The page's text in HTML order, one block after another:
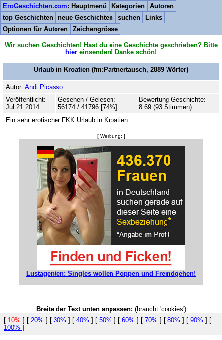
EroGeschichten.com: Hauptmenü Kategorien
Autoren
top Geschichten
neue Geschichten suchen
Links
Optionen für Autoren
Zeichengrösse
Wir suchen Geschichten! Hast du eine Geschichte geschrieben? Bitte
hier einsenden! Danke schön!
Urlaub in Kroatien (fm:Partnertausch, 2889 Wörter)
Autor: Andi Picasso
Veröffentlicht:
Jul 21 2014
Gesehen / Gelesen:
56174 / 41796 [74%]
Bewertung Geschichte:
8.69 (93 Stimmen)
Ein sehr erotischer FKK Urlaub in Kroatien.
[ Werbung: ]
Lustagenten: Singles wollen Poppen und Fremdgehen!
Breite der Text unten anpassen: (braucht 'cookies')
[ 10% ] [ 20% ] [ 30% ] [ 40% ] [ 50% ] [ 60% ] [ 70% ] [ 80% ] [ 90% ] [
100% ]